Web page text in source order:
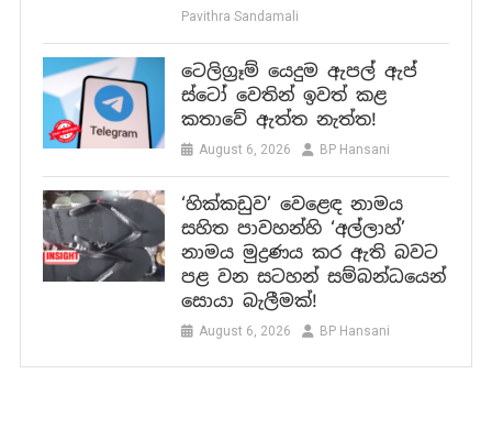
Pavithra Sandamali
ටෙලිග්‍රෑම් යෙදුම ඇපල් ඇප්
ස්ටෝ වෙතින් ඉවත් කළ
කතාවේ ඇත්ත නැත්ත!
August 6, 2026 BP Hansani
‘හික්කඩුව’ වෙළෙඳ නාමය
සහිත පාවහන්හි ‘අල්ලාහ්’
නාමය මුද්‍රණය කර ඇති බවට
පළ වන සටහන් සම්බන්ධයෙන්
සොයා බැලීමක්!
August 6, 2026 BP Hansani